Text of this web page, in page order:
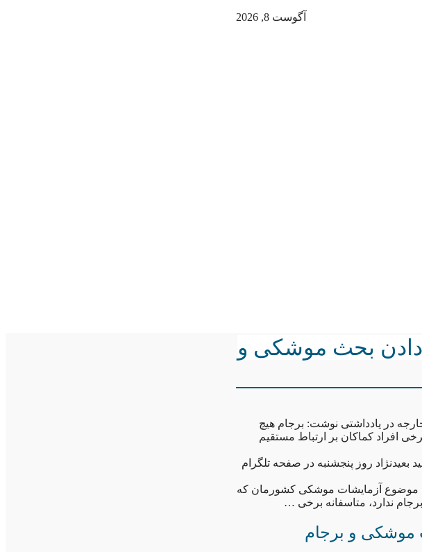
آگوست 8, 2026
دادن بحث موشکی و
در یادداشتی نوشت: برجام هیچ
افراد کماکان بر ارتباط مستقیم
بعیدنژاد روز پنجشنبه در صفحه تلگرام
موضوع آزمایشات موشکی کشورمان که
ندارد، متاسفانه برخی …
موشکی و برجام